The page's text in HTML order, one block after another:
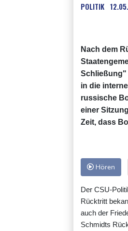
POLITIK
Nach dem
Schließung"
in die
russische
einer
Zeit, dass
Hören
Der CSU-
Rücktritt
auch der
Schmidts